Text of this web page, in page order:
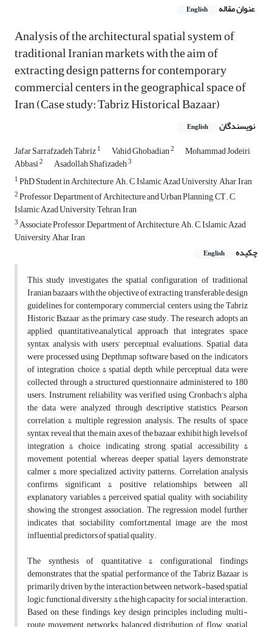
عنوان مقاله English
Analysis of the architectural spatial system of
traditional Iranian markets with the aim of
extracting design patterns for contemporary
commercial centers in the geographical space of
Iran (Case study: Tabriz Historical Bazaar)
نویسندگان English
Jafar Sarrafzadeh Tabriz1 Vahid Ghobadian2 Mohammad Jodeiri
Abbasi2 Asadollah Shafizadeh3
1PhD Student in Architecture, Ah. C, Islamic Azad University, Ahar, Iran
2Professor, Department of Architecture and Urban Planning, CT. C,
Islamic Azad University, Tehran, Iran
3Associate Professor, Department of Architecture, Ah. C, Islamic Azad
University, Ahar, Iran
چکیده
English
This study investigates the spatial configuration of traditional
Iranian bazaars with the objective of extracting transferable design
guidelines for contemporary commercial centers, using the Tabriz
Historic Bazaar as the primary case study. The research adopts an
applied, quantitative–analytical approach that integrates space
syntax analysis with users’ perceptual evaluations. Spatial data
were processed using Depthmap software based on the indicators
of integration, choice, & spatial depth, while perceptual data were
collected through a structured questionnaire administered to 180
users. Instrument reliability was verified using Cronbach’s alpha,
the data were analyzed through descriptive statistics, Pearson
correlation, & multiple regression analysis. The results of space
syntax reveal that the main axes of the bazaar exhibit high levels of
integration & choice, indicating strong spatial accessibility &
movement potential, whereas deeper spatial layers demonstrate
calmer & more specialized activity patterns. Correlation analysis
confirms significant & positive relationships between all
explanatory variables & perceived spatial quality, with sociability
showing the strongest association. The regression model further
indicates that sociability comfort–mental image are the most
influential predictors of spatial quality.
The synthesis of quantitative & configurational findings
demonstrates that the spatial performance of the Tabriz Bazaar is
primarily driven by the interaction between network-based spatial
logic, functional diversity, & the high capacity for social interaction.
Based on these findings, key design principles including multi-